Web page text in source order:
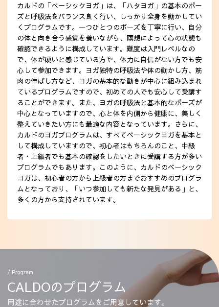
カルドの「ベーシックヨガ」は、「ハタヨガ」の基本のポー
ズと呼吸法をバランス良く行い、しっかり全身を動かしてい
くプログラムです。一つひとつのポーズを丁寧に行い、自分
の体と向き合う感覚を養いながら、瞑想によって心の状態も
確認できるように構成しています。難度は入門レベルなの
で、体が硬いと感じている方や、体力に自信がない方でも安
心して参加できます。ヨガ独特の呼吸法や体の動かし方、筋
肉の伸ばし方など、ヨガの基本的な動きが中心に組み込まれ
ているプログラムですので、初めての人でも安心して受講す
ることができます。また、ヨガの呼吸法と基本的なポーズが
中心となっていますので、心と体を内側から健康に、美しく
整えていきたい方にも最適な内容となっています。さらに、
カルドのヨガプログラムは、すべてベーシックヨガを基本と
して構成していますので、初心者はもちろんのこと、中級
者・上級者でも基本の確認をしたいときに受講する方が多い
プログラムでもあります。このように、カルドのベーシック
ヨガは、初心者の方から上級者の方までおすすめのプログラ
ムとなっており、「いつ参加しても新たな発見がある」と、
多くの方から支持されています。
/ Program
CALDOのプログラム
用途に合わせたプログラムをご用意しています。